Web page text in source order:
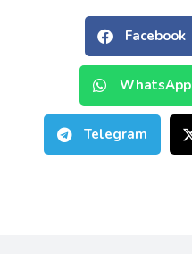
Facebook
WhatsApp
Telegram